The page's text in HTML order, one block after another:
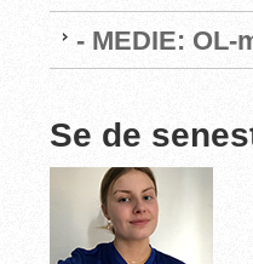
- MEDIE:
Se de